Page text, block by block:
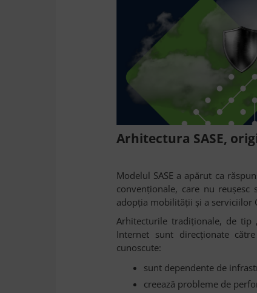
Arhitectura SASE,
Modelul SASE a apărut ca
convenționale, care nu
adopția mobilității și a serviciilor
Arhitecturile tradiționale, de tip
Internet sunt direcționate
cunoscute:
sunt dependente de
creează probleme de